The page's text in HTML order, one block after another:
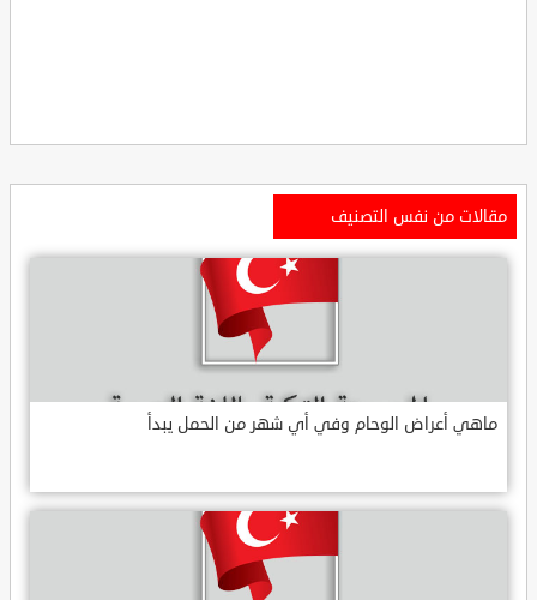
مقالات من نفس التصنيف
ماهي أعراض الوحام وفي أي شهر من الحمل يبدأ